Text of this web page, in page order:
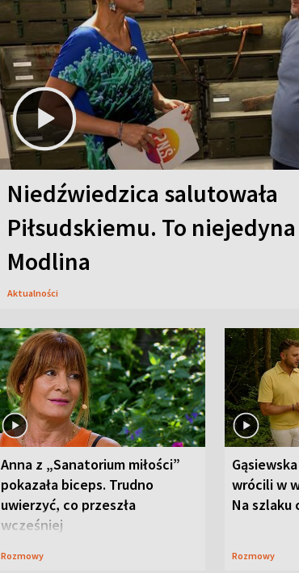
Niedźwiedzica salutowała
Piłsudskiemu. To
Modlina
Aktualności
Anna z „Sanatorium miłości”
pokazała biceps. Trudno
uwierzyć, co przeszła
wcześniej
Rozmowy
wrócili w
Na szlaku
Rozmowy